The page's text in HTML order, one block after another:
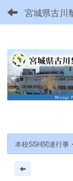
本校SSH関連行事